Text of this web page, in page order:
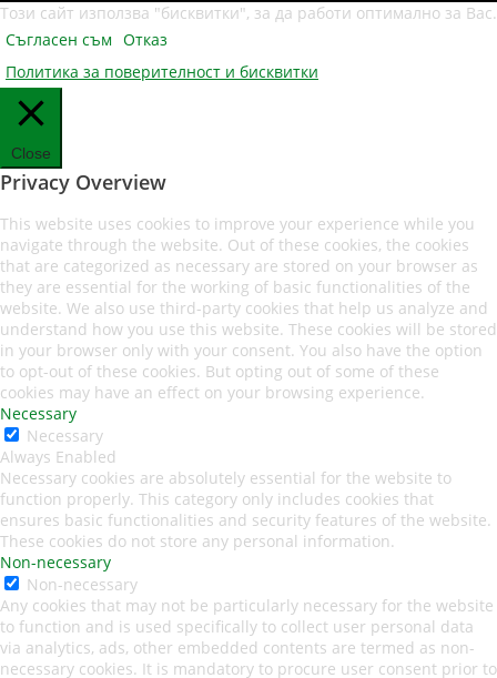
Този сайт използва "бисквитки", за да работи оптимално за Вас.
Съгласен съм Отказ
Политика за поверителност и бисквитки
Close
Privacy Overview
This website uses cookies to improve your experience while you
navigate through the website. Out of these cookies, the cookies
that are categorized as necessary are stored on your browser as
they are essential for the working of basic functionalities of the
website. We also use third-party cookies that help us analyze and
understand how you use this website. These cookies will be stored
in your browser only with your consent. You also have the option
to opt-out of these cookies. But opting out of some of these
cookies may have an effect on your browsing experience.
Necessary
Necessary
Always Enabled
Necessary cookies are absolutely essential for the website to
function properly. This category only includes cookies that
ensures basic functionalities and security features of the website.
These cookies do not store any personal information.
Non-necessary
Non-necessary
Any cookies that may not be particularly necessary for the website
to function and is used specifically to collect user personal data
via analytics, ads, other embedded contents are termed as non-
necessary cookies. It is mandatory to procure user consent prior to